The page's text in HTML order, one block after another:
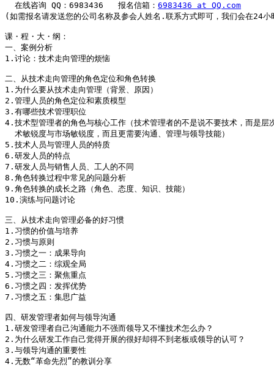
  在线咨询 QQ：6983436   报名信箱：
6983436 at QQ.com
(如需报名请发送您的公司名称及参会人姓名.联系方式即可，我们会在24小
课・程・大・纲：
一、案例分析
1.讨论：技术走向管理的烦恼
二、从技术走向管理的角色定位和角色转换
1.为什么要从技术走向管理（背景、原因）
2.管理人员的角色定位和素质模型
3.有哪些技术管理职位
4.技术型管理者的角色与核心工作（技术管理者的不是说不要技术，而是层
  术敏锐度与市场敏锐度，而且更需要沟通、管理与领导技能）
5.技术人员与管理人员的特质
6.研发人员的特点
7.研发人员与销售人员、工人的不同
8.角色转换过程中常见的问题分析
9.角色转换的成长之路（角色、态度、知识、技能）
10.演练与问题讨论
三、从技术走向管理必备的好习惯
1.习惯的价值与培养
2.习惯与原则
3.习惯之一：成果导向
4.习惯之二：综观全局
5.习惯之三：聚焦重点
6.习惯之四：发挥优势
7.习惯之五：集思广益
四、研发管理者如何与领导沟通
1.研发管理者自己沟通能力不强而领导又不懂技术怎么办？
2.为什么研发工作自己觉得开展的很好却得不到老板或领导的认可？
3.与领导沟通的重要性
4.无数“革命先烈”的教训分享